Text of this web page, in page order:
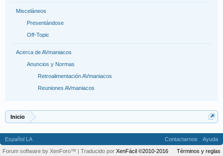
Misceláneos
Presentándose
Off-Topic
Acerca de AVmaniacos
Anuncios y Normas
Retroalimentación AVmaniacos
Reuniones AVmaniacos
Inicio
Español LA Contactarnos
Ayuda
Términos y reglas
Forum software by XenForo™ | Traducido por XenFácil ©2010-2016